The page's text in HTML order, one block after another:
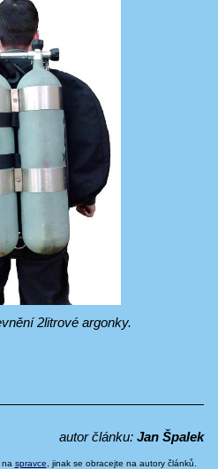
2litrové argonky.
autor článku: Jan Špalek
spravce , jinak se obracejte na autory článků.